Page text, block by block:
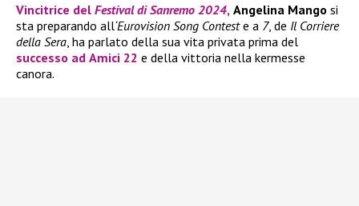
Vincitrice del Festival di Sanremo 2024, Angelina Mango si
sta preparando all‘Eurovision Song Conteste a 7, de Il Corriere
della Sera , ha parlato della sua vita privata prima del
successo ad Amici 22 e della vittoria nella kermesse
canora.